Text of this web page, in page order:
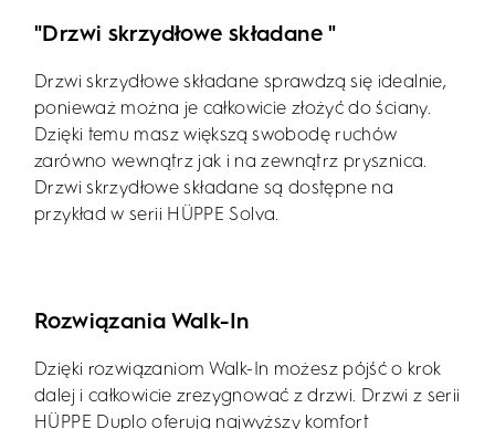
"Drzwi skrzydłowe składane "
Drzwi skrzydłowe składane sprawdzą się idealnie,
ponieważ można je całkowicie złożyć do ściany.
Dzięki temu masz większą swobodę ruchów
zarówno wewnątrz jak i na zewnątrz prysznica.
Drzwi skrzydłowe składane są dostępne na
przykład w serii HÜPPE Solva.
Rozwiązania Walk-In
Dzięki rozwiązaniom Walk-In możesz pójść o krok
dalej i całkowicie zrezygnować z drzwi. Drzwi z serii
HÜPPE Duplo oferują najwyższy komfort